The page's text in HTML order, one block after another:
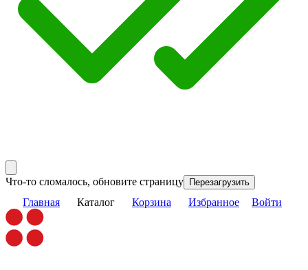
Что-то сломалось, обновите страницу Перезагрузить
Главная Каталог Корзина Избранное Войти